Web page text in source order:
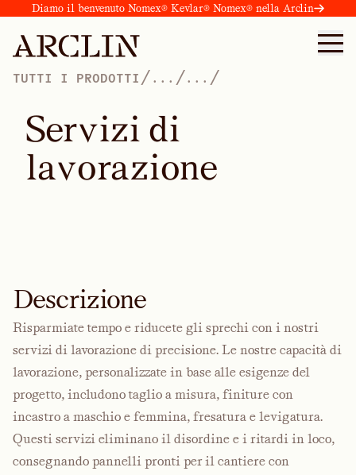
Diamo il benvenuto Nomex® Kevlar® Nomex® nella Arclin
TUTTI I PRODOTTI / ... /... /
Servizi di
lavorazione
Descrizione
Risparmiate tempo e riducete gli sprechi con i nostri
servizi di lavorazione di precisione. Le nostre capacità di
lavorazione, personalizzate in base alle esigenze del
progetto, includono taglio a misura, finiture con
incastro a maschio e femmina, fresatura e levigatura.
Questi servizi eliminano il disordine e i ritardi in loco,
consegnando pannelli pronti per il cantiere con